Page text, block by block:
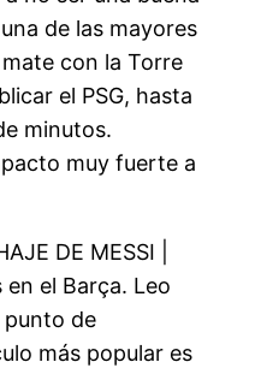
de las mayores
mate con la Torre
el PSG, hasta
minutos.
muy fuerte a
DE MESSI |
el Barça. Leo
punto de
más popular es